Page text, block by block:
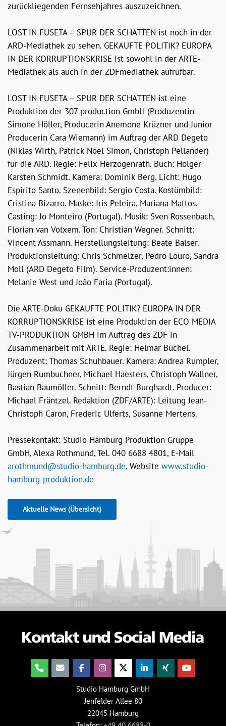
zurückliegenden Fernsehjahres auszuzeichnen.
LOST IN FUSETA – SPUR DER SCHATTEN ist noch in der
ARD-Mediathek zu sehen. GEKAUFTE POLITIK? EUROPA
IN DER KORRUPTIONSKRISE ist sowohl in der ARTE-
Mediathek als auch in der ZDFmediathek aufrufbar.
LOST IN FUSETA – SPUR DER SCHATTEN ist eine
Produktion der 307 production GmbH (Produzentin
Simone Höller, Producerin Anemone Krüzner und Junior
Producerin Cara Wiemann) im Auftrag der ARD Degeto
(Niklas Wirth, Patrick Noel Simon, Christoph Pellander)
für die ARD. Regie: Felix Herzogenrath. Buch: Holger
Karsten Schmidt. Kamera: Dominik Berg. Licht: Hugo
Espirito Santo. Szenenbild: Sergio Costa. Kostümbild:
Cristina Bizarro. Maske: Iris Peleira, Mariana Mattos.
Casting: Jo Monteiro (Portugal). Musik: Sven Rossenbach,
Florian van Volxem. Ton: Christian Wegner. Schnitt:
Vincent Assmann. Herstellungsleitung: Beate Balser.
Produktionsleitung: Chris Schmelzer, Pedro Louro, Sandra
Moll (ARD Degeto Film). Service-Produzent:innen:
Melanie West und João Faria (Portugal).
Die ARTE-Doku GEKAUFTE POLITIK? EUROPA IN DER
KORRUPTIONSKRISE ist eine Produktion der ECO MEDIA
TV-PRODUKTION GMBH im Auftrag des ZDF in
Zusammenarbeit mit ARTE. Regie: Helmar Büchel.
Produzent: Thomas Schuhbauer. Kamera: Andrea Rumpler,
Jürgen Rumbuchner, Michael Haesters, Christoph Wallner,
Bastian Baumöller. Schnitt: Berndt Burghardt. Producer:
Michael Fräntzel. Redaktion (ZDF/ARTE): Leitung Jean-
Christoph Caron, Frederic Ulferts, Susanne Mertens.
Pressekontakt: Studio Hamburg Produktion Gruppe
GmbH, Alexa Rothmund, Tel. 040 6688 4801, E-Mail
arothmund@studio-hamburg.de, Website www.studio-
hamburg-produktion.de
Aktuelle News (Übersicht)
Studio Hamburg GmbH
Jenfelder Allee 80
22045 Hamburg